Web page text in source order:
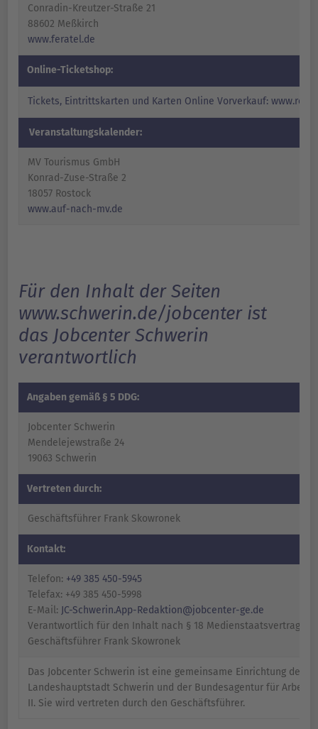
Conradin-Kreutzer-Straße 21
88602 Meßkirch
www.feratel.de
Online-Ticketshop:
Tickets, Eintrittskarten und Karten Online Vorverkauf:
Veranstaltungskalender:
MV Tourismus GmbH
Konrad-Zuse-Straße 2
18057 Rostock
www.auf-nach-mv.de
Für den Inhalt der Seiten
www.schwerin.de/jobcenter ist
das Jobcenter Schwerin
verantwortlich
Angaben gemäß § 5 DDG:
Jobcenter Schwerin
Mendelejewstraße 24
19063 Schwerin
Vertreten durch:
Geschäftsführer Frank Skowronek
Kontakt:
Telefon: +49 385 450-5945
Telefax: +49 385 450-5998
E-Mail: JC-Schwerin.App-Redaktion@jobcenter-ge.de
Verantwortlich für den Inhalt nach § 18 Medienstaatsvertrag
Geschäftsführer Frank Skowronek
Das Jobcenter Schwerin ist eine gemeinsame Einrichtung der
Landeshauptstadt Schwerin und der Bundesagentur für Arbeit, §
II. Sie wird vertreten durch den Geschäftsführer.